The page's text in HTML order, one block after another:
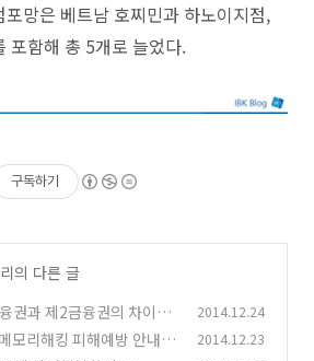
망은 베트남 호찌민과 하노이지점,
포함해 총 5개로 늘었다.
구독하기
의 다른 글
권과 제2금융권의 차이
2014.12.24
모리해킹 피해예방 안내 2014.12.23